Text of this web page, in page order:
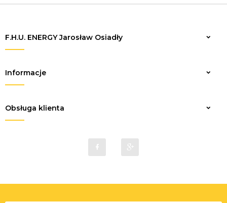
Zapisz
F.H.U. ENERGY Jarosław Osiadły
sklep@elektrykaenergy.pl
Informacje
Obsługa klienta